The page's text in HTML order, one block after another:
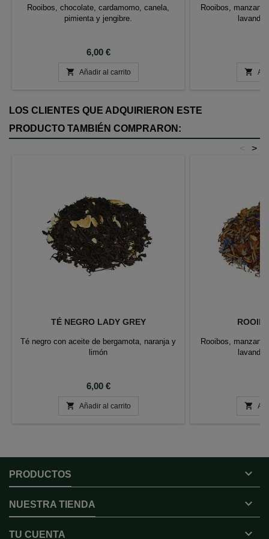
Rooibos, chocolate, cardamomo, canela,
pimienta y jengibre.
Precio
6,00 €
 Añadir al carrito
Rooibos, manzana
lavanda

LOS CLIENTES QUE ADQUIRIERON ESTE
PRODUCTO TAMBIÉN COMPRARON:
>
<
TÉ NEGRO LADY GREY
Té negro con aceite de bergamota, naranja y
limón
Precio
6,00 €
 Añadir al carrito
Rooibos, manzana
lavanda

PRODUCTOS 
NUESTRA TIENDA 
TU CUENTA 